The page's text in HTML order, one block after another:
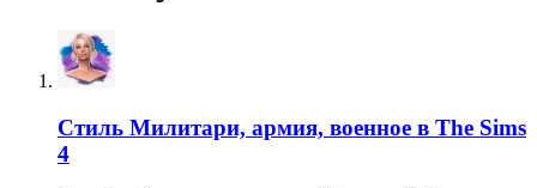
Стиль Милитари, армия, военное в The Sims
4